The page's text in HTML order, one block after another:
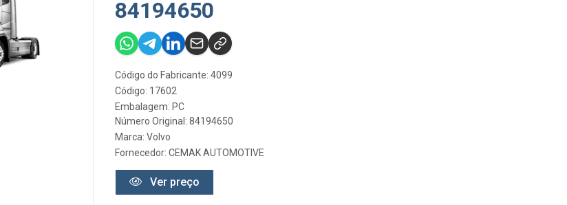
84194650
Código do Fabricante: 4099
Código: 17602
Embalagem: PC
Número Original: 84194650
Marca: Volvo
Fornecedor: CEMAK AUTOMOTIVE
Ver preço